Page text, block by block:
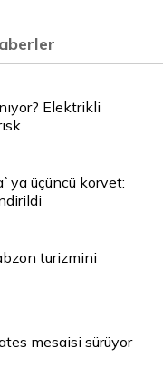
Elektrikli
üçüncü korvet:
turizmini
mesaisi sürüyor